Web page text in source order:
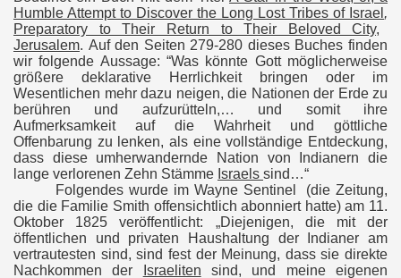
Humble Attempt to Discover the Long Lost Tribes of Israel ,
Preparatory to Their Return to Their Beloved City,
Jerusalem. Auf den Seiten 279-280 dieses Buches finden
wir folgende Aussage: “Was könnte Gott möglicherweise
größere deklarative Herrlichkeit bringen oder im
Wesentlichen mehr dazu neigen, die Nationen der Erde zu
berühren und aufzurütteln,… und somit ihre
Aufmerksamkeit auf die Wahrheit und göttliche
Offenbarung zu lenken, als eine vollständige Entdeckung,
dass diese umherwandernde Nation von Indianern die
lange verlorenen Zehn Stämme Israels sind…“
Folgendes wurde im Wayne Sentinel
(die Zeitung,
die die Familie Smith offensichtlich abonniert hatte) am 11.
Oktober 1825 veröffentlicht: „Diejenigen, die mit der
öffentlichen und privaten Haushaltung der Indianer am
vertrautesten sind, sind fest der Meinung, dass sie direkte
Nachkommen der
Israeliten sind, und meine eigenen